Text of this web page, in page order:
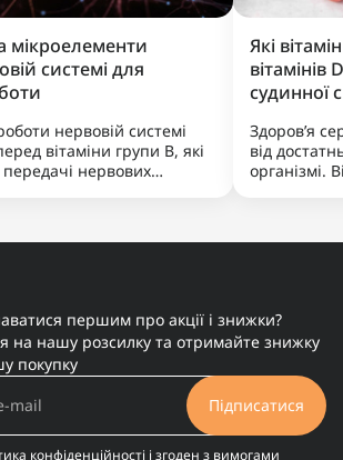
мікроелементи
системі для
нервовій системі
вітаміни групи B, які
нервових
Які
вітамінів
судинної
Здоров’я
від
організмі.
першим про акції і знижки?
на нашу розсилку та отримайте знижку
покупку
Підписатися
конфіденційності і згоден з вимогами